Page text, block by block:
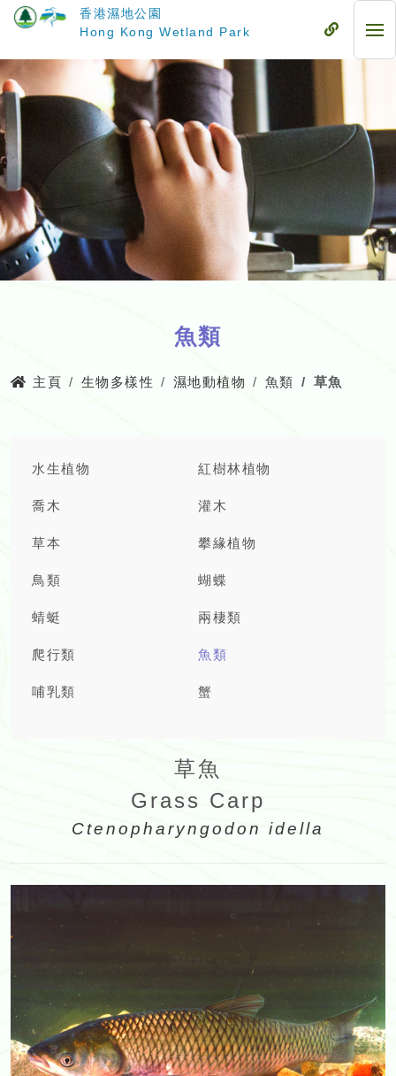
要
內
容
香港濕地公園
Hong Kong Wetland Park
流
流
動
魚類
主頁 生物多樣性 濕地動植物 魚類 草魚
水生植物 紅樹林植物
喬木 灌木
草本 攀緣植物
鳥類 蝴蝶
蜻蜓 兩棲類
爬行類 魚類
哺乳類 蟹
草魚
Grass Carp
Ctenopharyngodon idella